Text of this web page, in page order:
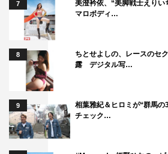
7
美澄衿依、“美脚戦士えりい
マロボディ…
8
ちとせよしの、レースのセ
露 デジタル写…
9
相葉雅紀＆ヒロミが“群馬
チェック…